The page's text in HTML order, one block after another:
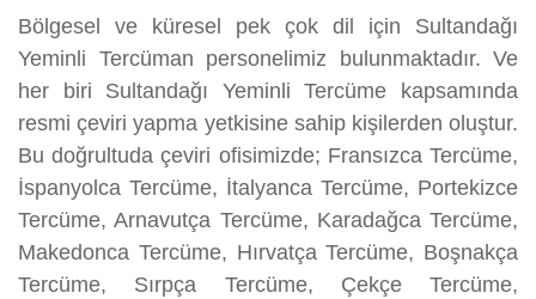
Bölgesel ve küresel pek çok dil için Sultandağı
Yeminli Tercüman personelimiz bulunmaktadır. Ve
her biri Sultandağı Yeminli Tercüme kapsamında
resmi çeviri yapma yetkisine sahip kişilerden oluştur.
Bu doğrultuda çeviri ofisimizde; Fransızca Tercüme,
İspanyolca Tercüme, İtalyanca Tercüme, Portekizce
Tercüme, Arnavutça Tercüme, Karadağca Tercüme,
Makedonca Tercüme, Hırvatça Tercüme, Boşnakça
Tercüme, Sırpça Tercüme, Çekçe Tercüme,